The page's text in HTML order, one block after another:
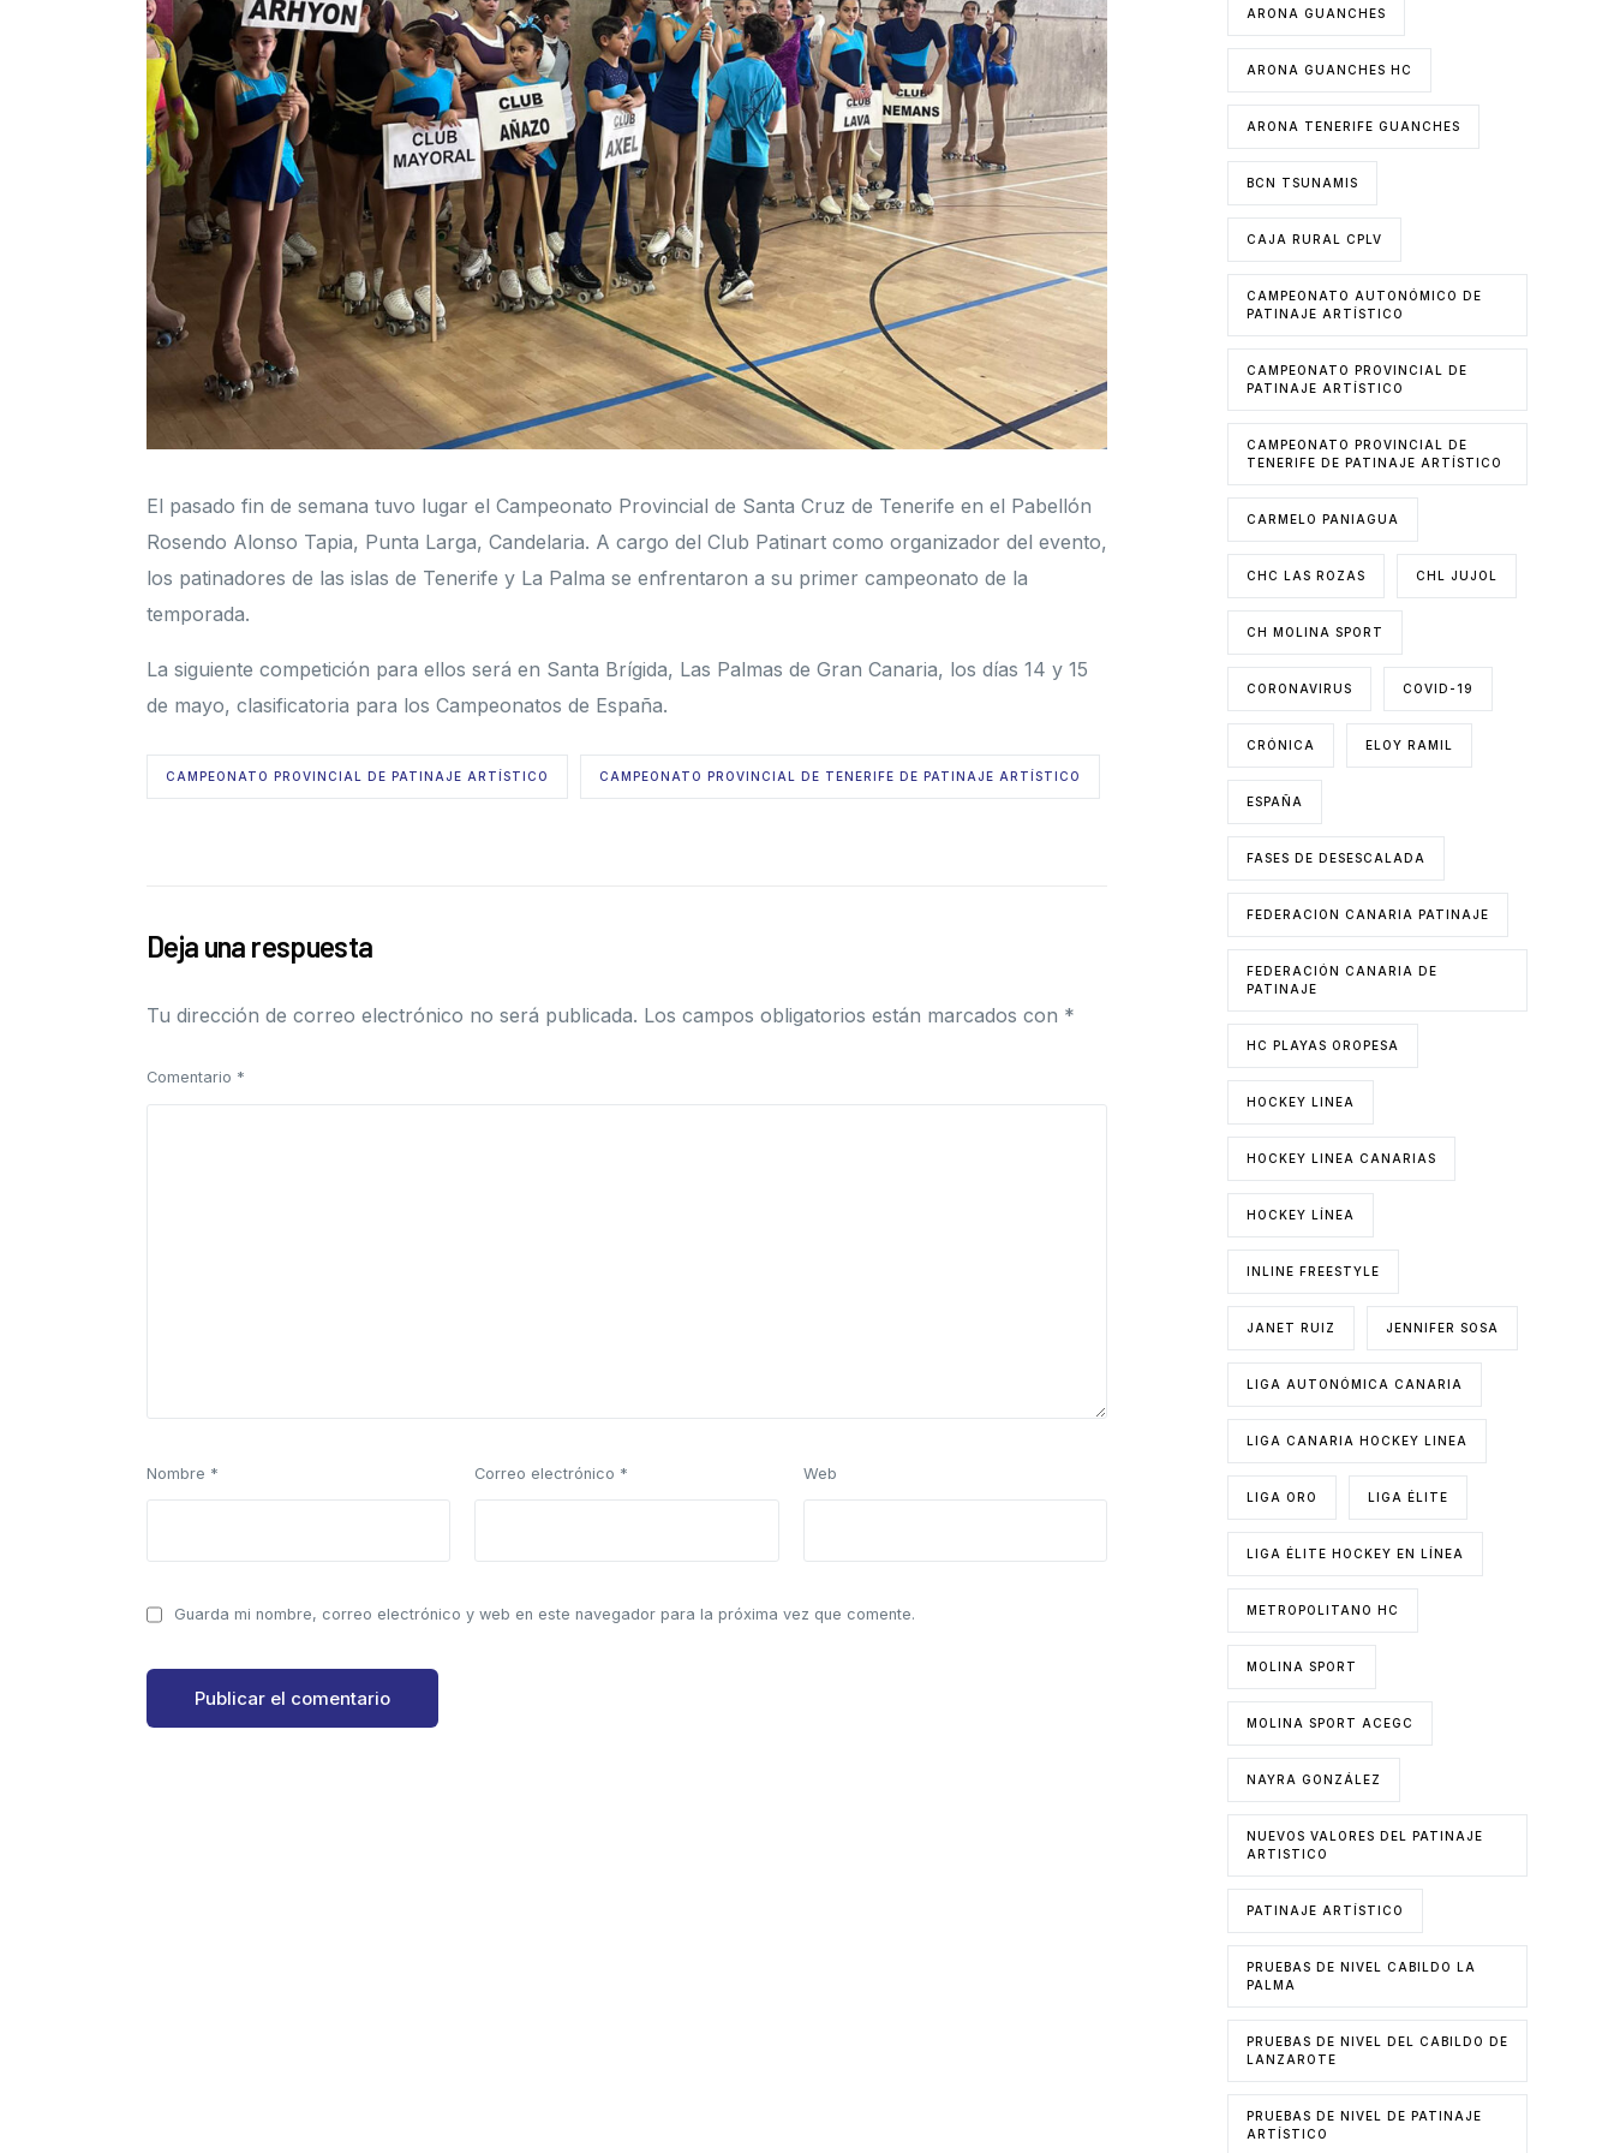
El pasado fin de semana tuvo lugar el Campeonato Provincial de Santa Cruz de Tenerife en el Pabellón
Rosendo Alonso Tapia, Punta Larga, Candelaria. A cargo del Club Patinart como organizador del evento,
los patinadores de las islas de Tenerife y La Palma se enfrentaron a su primer campeonato de la
temporada.
La siguiente competición para ellos será en Santa Brígida, Las Palmas de Gran Canaria, los días 14 y 15
de mayo, clasificatoria para los Campeonatos de España.
CAMPEONATO PROVINCIAL DE PATINAJE ARTÍSTICO CAMPEONATO PROVINCIAL DE TENERIFE DE PATINAJE ARTÍSTICO
Deja una respuesta
Tu dirección de correo electrónico no será publicada. Los campos obligatorios están marcados con *
Comentario *
Nombre * Correo electrónico * Web
Guarda mi nombre, correo electrónico y web en este navegador para la próxima vez que comente.
ARONA GUANCHES
ARONA GUANCHES HC
ARONA TENERIFE GUANCHES
BCN TSUNAMIS
CAJA RURAL CPLV
CAMPEONATO AUTONÓMICO DE
PATINAJE ARTÍSTICO
CAMPEONATO PROVINCIAL DE
PATINAJE ARTÍSTICO
CAMPEONATO PROVINCIAL DE
TENERIFE DE PATINAJE ARTÍSTICO
CARMELO PANIAGUA
CHC LAS ROZAS CHL JUJOL
CH MOLINA SPORT
CORONAVIRUS COVID-19
CRÓNICA ELOY RAMIL
ESPAÑA
FASES DE DESESCALADA
FEDERACION CANARIA PATINAJE
FEDERACIÓN CANARIA DE
PATINAJE
HC PLAYAS OROPESA
HOCKEY LINEA
HOCKEY LINEA CANARIAS
HOCKEY LÍNEA
INLINE FREESTYLE
JANET RUIZ JENNIFER SOSA
LIGA AUTONÓMICA CANARIA
LIGA CANARIA HOCKEY LINEA
LIGA ORO LIGA ÉLITE
LIGA ÉLITE HOCKEY EN LÍNEA
METROPOLITANO HC
MOLINA SPORT
MOLINA SPORT ACEGC
NAYRA GONZÁLEZ
NUEVOS VALORES DEL PATINAJE
ARTISTICO
PATINAJE ARTÍSTICO
PRUEBAS DE NIVEL CABILDO LA
PALMA
PRUEBAS DE NIVEL DEL CABILDO DE
LANZAROTE
PRUEBAS DE NIVEL DE PATINAJE
ARTÍSTICO